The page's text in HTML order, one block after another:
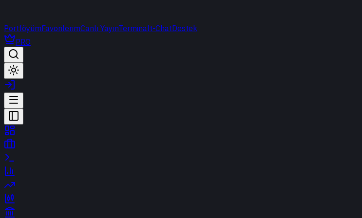
PortföyümFavorilerimCanlı YayınTerminalt-ChatDestek
PRO